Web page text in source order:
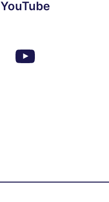
YouTube